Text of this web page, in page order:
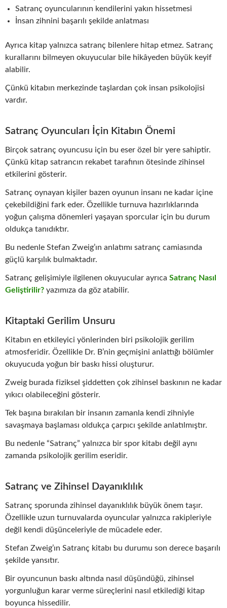
Satranç oyuncularının kendilerini yakın hissetmesi
İnsan zihnini başarılı şekilde anlatması
Ayrıca kitap yalnızca satranç bilenlere hitap etmez. Satranç
kurallarını bilmeyen okuyucular bile hikâyeden büyük keyif
alabilir.
Çünkü kitabın merkezinde taşlardan çok insan psikolojisi
vardır.
Satranç Oyuncuları İçin Kitabın Önemi
Birçok satranç oyuncusu için bu eser özel bir yere sahiptir.
Çünkü kitap satrancın rekabet tarafının ötesinde zihinsel
etkilerini gösterir.
Satranç oynayan kişiler bazen oyunun insanı ne kadar içine
çekebildiğini fark eder. Özellikle turnuva hazırlıklarında
yoğun çalışma dönemleri yaşayan sporcular için bu durum
oldukça tanıdıktır.
Bu nedenle Stefan Zweig’ın anlatımı satranç camiasında
güçlü karşılık bulmaktadır.
Satranç gelişimiyle ilgilenen okuyucular ayrıca Satranç Nasıl
Geliştirilir? yazımıza da göz atabilir.
Kitaptaki Gerilim Unsuru
Kitabın en etkileyici yönlerinden biri psikolojik gerilim
atmosferidir. Özellikle Dr. B’nin geçmişini anlattığı bölümler
okuyucuda yoğun bir baskı hissi oluşturur.
Zweig burada fiziksel şiddetten çok zihinsel baskının ne kadar
yıkıcı olabileceğini gösterir.
Tek başına bırakılan bir insanın zamanla kendi zihniyle
savaşmaya başlaması oldukça çarpıcı şekilde anlatılmıştır.
Bu nedenle “Satranç” yalnızca bir spor kitabı değil aynı
zamanda psikolojik gerilim eseridir.
Satranç ve Zihinsel Dayanıklılık
Satranç sporunda zihinsel dayanıklılık büyük önem taşır.
Özellikle uzun turnuvalarda oyuncular yalnızca rakipleriyle
değil kendi düşünceleriyle de mücadele eder.
Stefan Zweig’ın Satranç kitabı bu durumu son derece başarılı
şekilde yansıtır.
Bir oyuncunun baskı altında nasıl düşündüğü, zihinsel
yorgunluğun karar verme süreçlerini nasıl etkilediği kitap
boyunca hissedilir.